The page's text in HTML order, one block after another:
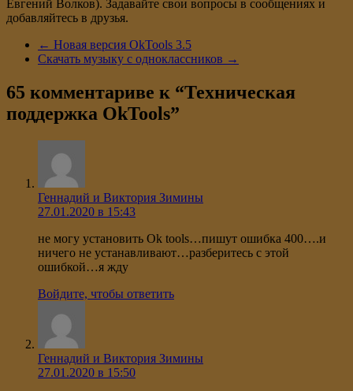
Евгений Волков). Задавайте свои вопросы в сообщениях и
добавляйтесь в друзья.
← Новая версия OkTools 3.5
Скачать музыку с одноклассников →
65 комментариве к “Техническая
поддержка OkTools”
Геннадий и Виктория Зимины
27.01.2020 в 15:43
не могу установить Ok tools…пишут ошибка 400….и
ничего не устанавливают…разберитесь с этой
ошибкой…я жду
Войдите, чтобы ответить
Геннадий и Виктория Зимины
27.01.2020 в 15:50